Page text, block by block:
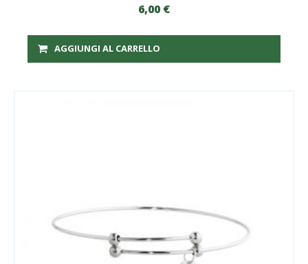
6,00 €
AGGIUNGI AL CARRELLO